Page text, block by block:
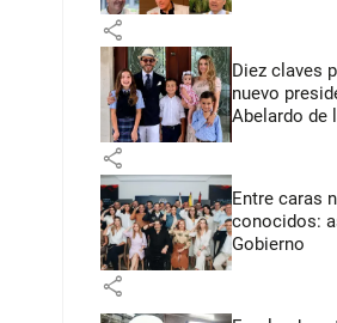
share
Diez claves
nuevo
Abelardo de
share
Entre caras
conocidos:
Gobierno
share